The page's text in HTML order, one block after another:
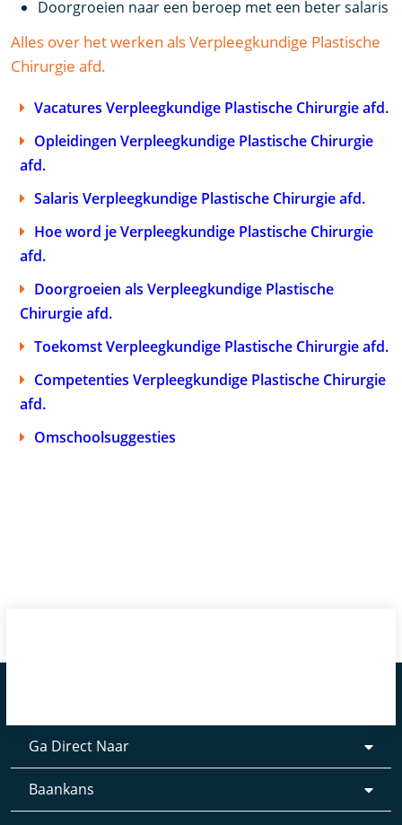
Doorgroeien naar een beroep met een beter salaris
Alles over het werken als Verpleegkundige Plastische
Chirurgie afd.
Vacatures Verpleegkundige Plastische Chirurgie afd.
Opleidingen Verpleegkundige Plastische Chirurgie
afd.
Salaris Verpleegkundige Plastische Chirurgie afd.
Hoe word je Verpleegkundige Plastische Chirurgie
afd.
Doorgroeien als Verpleegkundige Plastische
Chirurgie afd.
Toekomst Verpleegkundige Plastische Chirurgie afd.
Competenties Verpleegkundige Plastische Chirurgie
afd.
Omschoolsuggesties
Ga Direct Naar
Baankans